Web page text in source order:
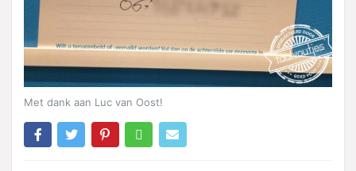
Met dank aan Luc van Oost!